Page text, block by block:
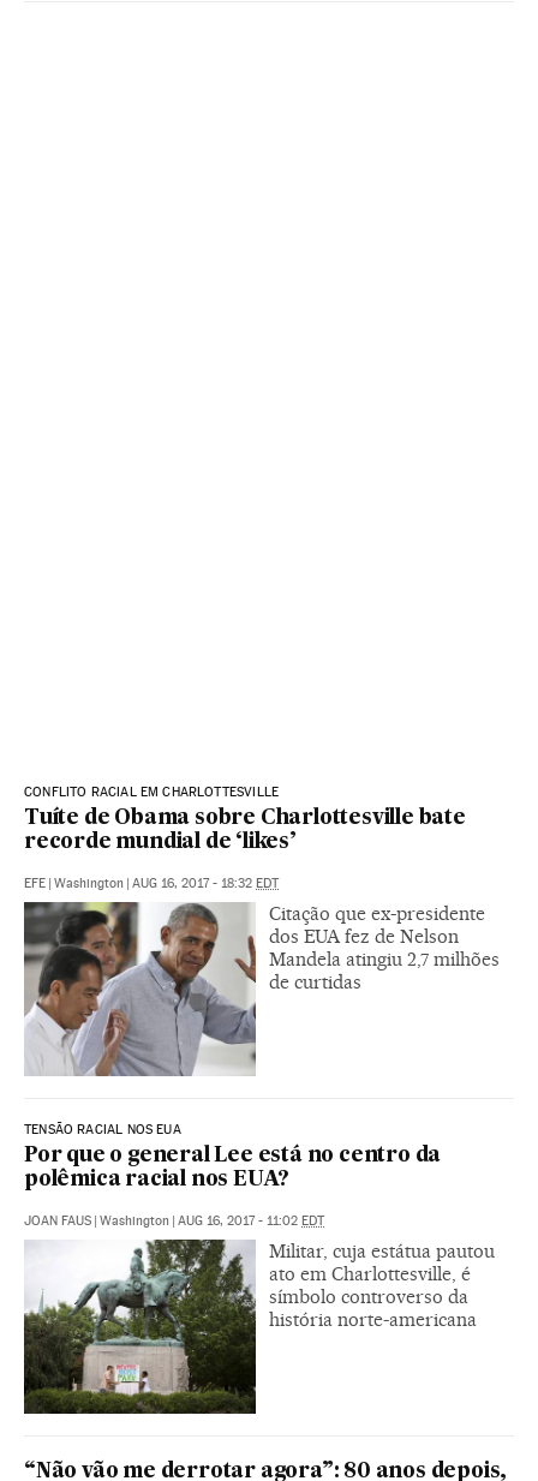
CONFLITO RACIAL EM CHARLOTTESVILLE
Tuíte de Obama sobre Charlottesville bate
recorde mundial de ‘likes’
EFE | Washington | AUG 16, 2017 - 18:32 EDT
Citação que ex-presidente
dos EUA fez de Nelson
Mandela atingiu 2,7 milhões
de curtidas
TENSÃO RACIAL NOS EUA
Por que o general Lee está no centro da
polêmica racial nos EUA?
JOAN FAUS | Washington | AUG 16, 2017 - 11:02 EDT
Militar, cuja estátua pautou
ato em Charlottesville, é
símbolo controverso da
história norte-americana
“Não vão me derrotar agora”: 80 anos depois,